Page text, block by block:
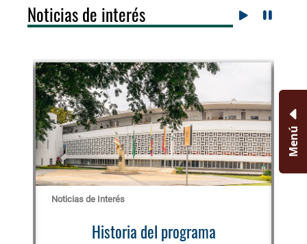
Noticias de interés
Noticias de Interés
Historia del programa
Menú